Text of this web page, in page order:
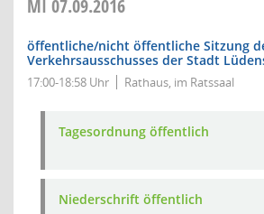
MI 07.09.2016
öffentliche/nicht öffentliche Sitzung
Verkehrsausschusses der Stadt
17:00-18:58 Uhr Rathaus, im Ratssaal
Tagesordnung öffentlich
Niederschrift öffentlich